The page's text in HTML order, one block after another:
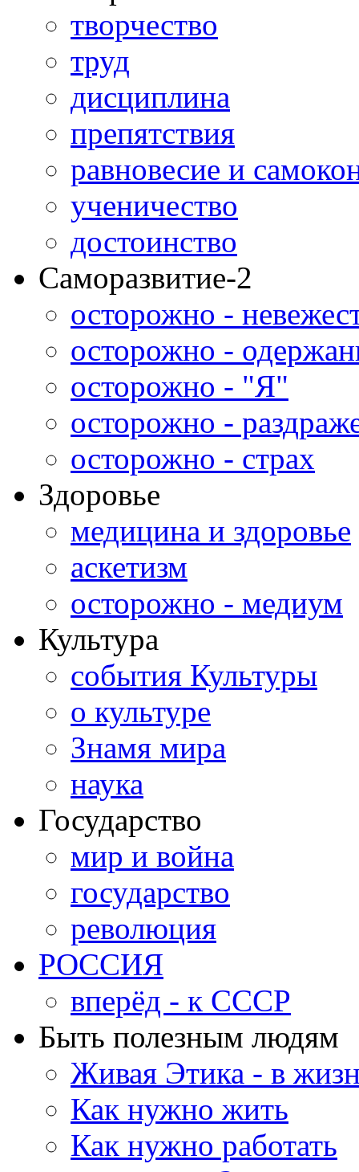
творчество
труд
дисциплина
препятствия
равновесие и
ученичество
достоинство
Саморазвитие-2
осторожно -
осторожно -
осторожно - "Я"
осторожно -
осторожно - страх
Здоровье
медицина и здоровье
аскетизм
осторожно - медиум
Культура
события Культуры
о культуре
Знамя мира
наука
Государство
мир и война
государство
революция
РОССИЯ
вперёд - к СССР
Быть полезным людям
Живая Этика - в
Как нужно жить
Как нужно работать